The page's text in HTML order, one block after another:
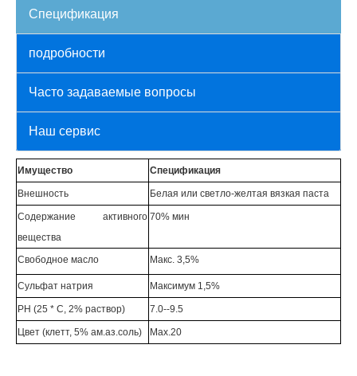
Спецификация
подробности
Часто задаваемые вопросы
Наш сервис
Имущество Спецификация
Внешность Белая или светло-желтая вязкая паста
Содержание активного
вещества
70% мин
Свободное масло Макс. 3,5%
Сульфат натрия Максимум 1,5%
PH (25 * C, 2% раствор) 7.0--9.5
Цвет (клетт, 5% ам.аз.соль) Max.20